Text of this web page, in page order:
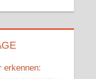
erkennen: